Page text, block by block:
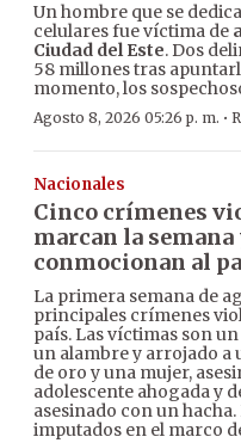
Un hombre que se
celulares fue víctima de
Ciudad del Este. Dos
58 millones tras
momento, los
Agosto 8, 2026 05:26 p. m. ·
Nacionales
Cinco crímenes
marcan la semana
conmocionan al
La primera semana de
principales crímenes
país. Las víctimas son
un alambre y arrojado a
de oro y una mujer,
adolescente ahogada y
asesinado con un
imputados en el marco